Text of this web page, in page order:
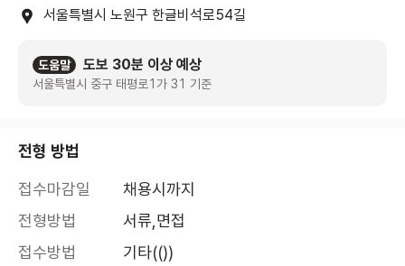
서울특별시 노원구 한글비석로54길
도움말 도보 30분 이상 예상
서울특별시 중구 태평로1가 31 기준
전형 방법
접수마감일
채용시까지
전형방법
서류,면접
접수방법
기타(())